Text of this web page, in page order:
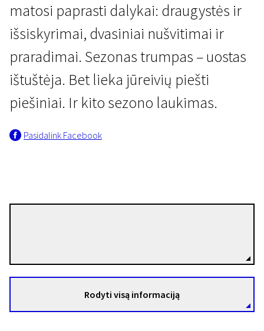
Šaukiniai iš tolimo uosto
1 val. 10 min. | Dokumentinis | N-13
matosi paprasti dalykai: draugystės ir
išsiskyrimai, dvasiniai nušvitimai ir
praradimai. Sezonas trumpas – uostas
ištuštėja. Bet lieka jūreivių piešti
piešiniai. Ir kito sezono laukimas.
Pasidalink Facebook
Rodyti visą informaciją